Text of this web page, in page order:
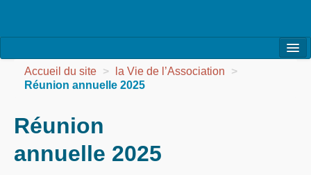
l’Association
la Vie des Ateliers
les Evénements
Accueil du site > la Vie de l’Association
>
Réunion annuelle 2025
Réunion
annuelle 2025